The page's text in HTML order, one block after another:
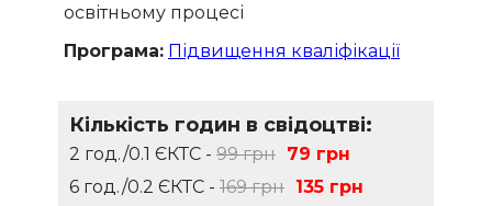
освітньому процесі
Програма: Підвищення кваліфікації
Кількість годин в свідоцтві:
2 год./0.1 ЄКТС - 99 грн 79 грн
6 год./0.2 ЄКТС - 169 грн 135 грн